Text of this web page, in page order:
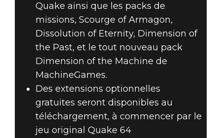
Quake ainsi que les packs de
missions, Scourge of Armagon,
Dissolution of Eternity, Dimension of
the Past, et le tout nouveau pack
Dimension of the Machine de
MachineGames.
Des extensions optionnelles
gratuites seront disponibles au
téléchargement, à commencer par le
jeu original Quake 64